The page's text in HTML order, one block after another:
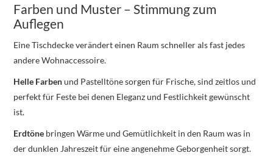
Farben und Muster – Stimmung zum
Auflegen
Eine Tischdecke verändert einen Raum schneller als fast jedes
andere Wohnaccessoire.
Helle Farbenund Pastelltöne sorgen für Frische, sind zeitlos und
perfekt für Feste bei denen Eleganz und Festlichkeit gewünscht
ist.
Erdtöne bringen Wärme und Gemütlichkeit in den Raum was in
der dunklen Jahreszeit für eine angenehme Geborgenheit sorgt.